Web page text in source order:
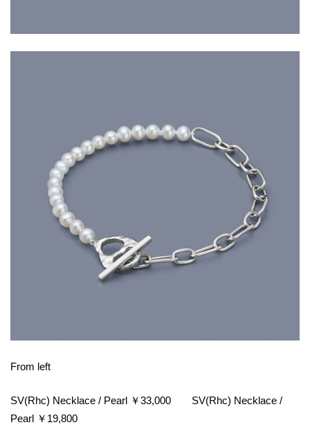
From left
SV(Rhc) Necklace / Pearl ￥33,000 SV(Rhc) Necklace /
Pearl ￥19,800